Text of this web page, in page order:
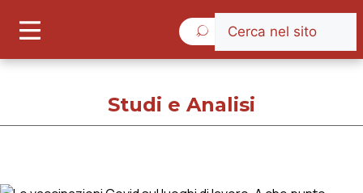
Venerdì 7 Agosto 2026
Studi e Analisi